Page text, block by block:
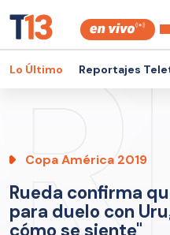
Lo Último Reportajes
Copa América 2019
Rueda confirma
para duelo con